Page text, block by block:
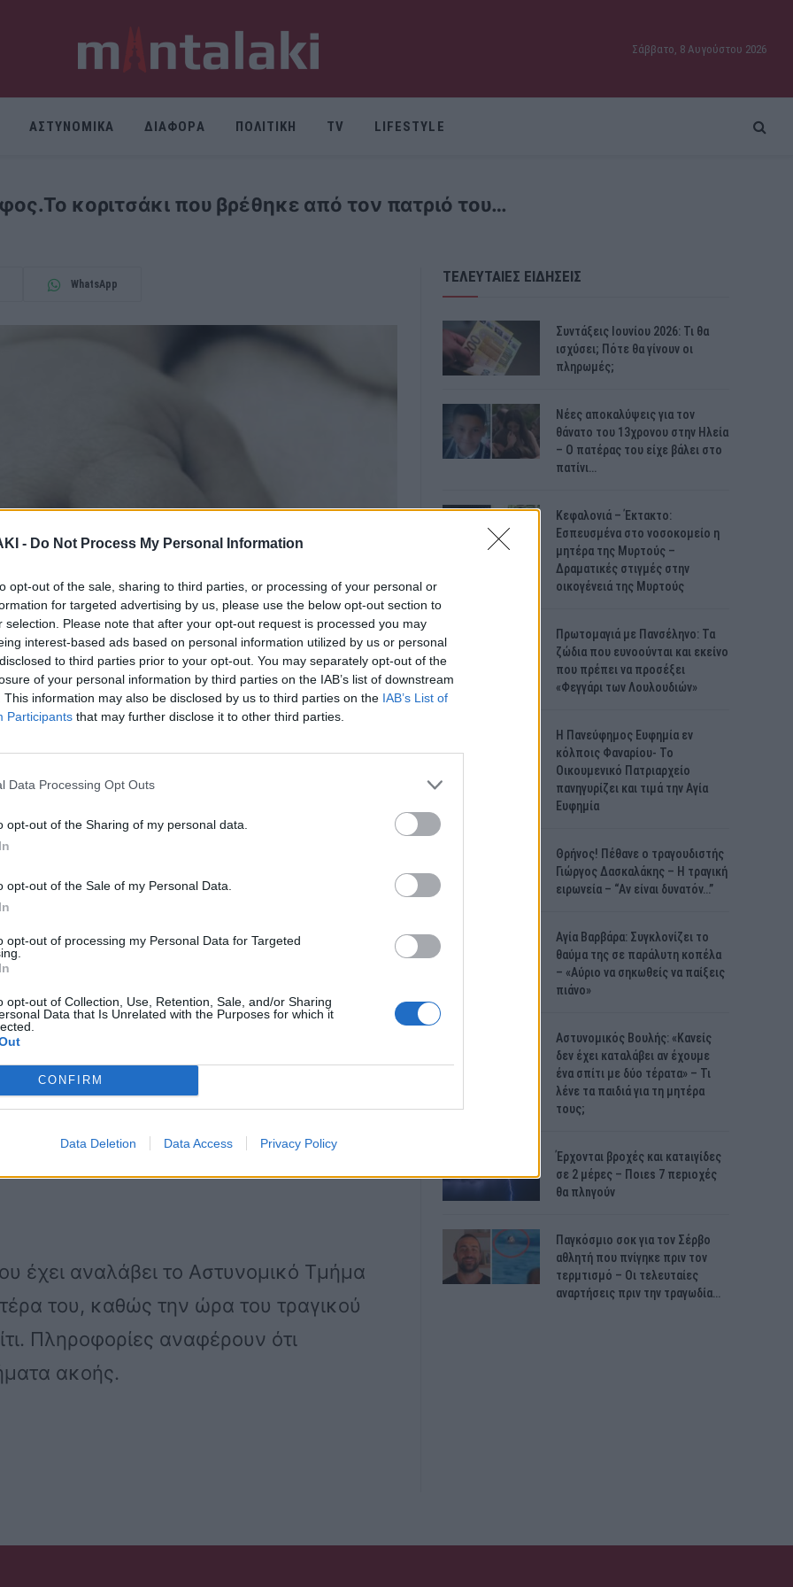
- Do Not Process My Personal Information
opt-out of the sale, sharing to third parties, or processing of your personal or
for targeted advertising by us, please use the below opt-out section to
selection. Please note that after your opt-out request is processed you may
interest-based ads based on personal information utilized by us or personal
to third parties prior to your opt-out. You may separately opt-out of the
of your personal information by third parties on the IAB’s list of downstream
This information may also be disclosed by us to third parties on the IAB’s List of
Participants that may further disclose it to other third parties.
Data Processing Opt Outs
opt-out of the Sharing of my personal data.
opt-out of the Sale of my Personal Data.
opt-out of processing my Personal Data for Targeted
opt-out of Collection, Use, Retention, Sale, and/or Sharing
Data that Is Unrelated with the Purposes for which it
CONFIRM
Data Deletion Data Access Privacy Policy
Σάββατο, 8 Αυγούστου 2026
ΑΣΤΥΝΟΜΙΚΑ ΔΙΑΦΟΡΑ ΠΟΛΙΤΙΚΗ TV LIFESTYLE
κοριτσάκι που βρέθηκε από τον πατριό του…
WhatsApp
αυτή τη φορά την περιοχή
, βρέθηκε νεκρό , το πρωί της
του και τον παππού του, που
«Πελοπόννησος», προ
επέμβαση στην καρδιά. Η σορός
υπηρεσία Πατρών, προκειμένου να
για να διαπιστωθούν τα ακριβή αίτια
έχει αναλάβει το Αστυνομικό Τμήμα
του, καθώς την ώρα του τραγικού
Πληροφορίες αναφέρουν ότι
ακοής.
ΤΕΛΕΥΤΑΙΕΣ ΕΙΔΗΣΕΙΣ
Συντάξεις Ιουνίου 2026: Τι θα
ισχύσει; Πότε θα γίνουν οι
πληρωμές;
Νέες αποκαλύψεις για τον
θάνατο του 13χρονου στην Ηλεία
– Ο πατέρας του είχε βάλει στο
πατίνι…
Κεφαλονιά – Έκτακτο:
Εσπευσμένα στο νοσοκομείο η
μητέρα της Μυρτούς –
Δραματικές στιγμές στην
οικογένειά της Μυρτούς
Πρωτομαγιά με Πανσέληνο: Τα
ζώδια που ευνοούνται και εκείνο
που πρέπει να προσέξει
«Φεγγάρι των Λουλουδιών»
H Πανεύφημος Ευφημία εν
κόλποις Φαναρίου- Το
Οικουμενικό Πατριαρχείο
πανηγυρίζει και τιμά την Αγία
Ευφημία
Θρήνος! Πέθανε ο τραγουδιστής
Γιώργος Δασκαλάκης – Η τραγική
ειρωνεία – “Αν είναι δυνατόν…”
Αγία Βαρβάρα: Συγκλονίζει το
θαύμα της σε παράλυτη κοπέλα
– «Αύριο να σηκωθείς να παίξεις
πιάνο»
Αστυνομικός Bουλής: «Κανείς
δεν έχει καταλάβει αν έχουμε
ένα σπίτι με δύο τέρατα» – Τι
λένε τα παιδιά για τη μητέρα
τους;
Έρχονται βροχές και κατaιγίδες
σε 2 μέpες – Ποιεs 7 πεpιοχές
θα πλnγούν
Παγκόσμιο σοκ για τον Σέρβο
αθλητή που πνίγηκε πριν τον
τερμτισμό – Οι τελευταίες
αναρτήσεις πριν την τραγωδία…